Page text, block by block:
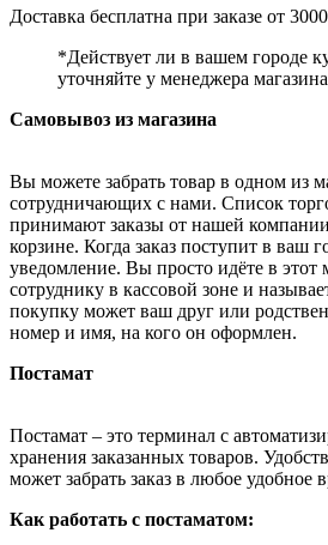
Доставка бесплатна при заказе от
*Действует ли в вашем городе
уточняйте у менеджера
Самовывоз из магазина
Вы можете забрать товар в одном из
сотрудничающих с нами. Список
принимают заказы от нашей
корзине. Когда заказ поступит в ваш
уведомление. Вы просто идёте в этот
сотруднику в кассовой зоне и
покупку может ваш друг или
номер и имя, на кого он оформлен.
Постамат
Постамат – это терминал с
хранения заказанных товаров.
может забрать заказ в любое удобное
Как работать с постаматом: